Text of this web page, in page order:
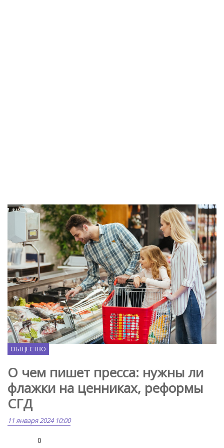
Freepik.com
ОБЩЕСТВО
О чем пишет пресса: нужны ли
флажки на ценниках, реформы
СГД
11 января 2024 10:00
0